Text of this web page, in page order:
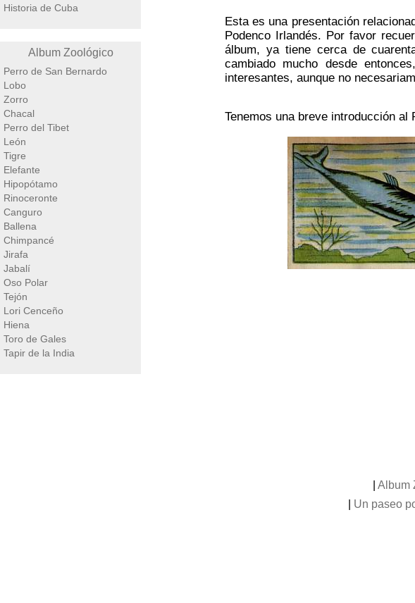
Historia de Cuba
Album Zoológico
Perro de San Bernardo
Lobo
Zorro
Chacal
Perro del Tibet
León
Tigre
Elefante
Hipopótamo
Rinoceronte
Canguro
Ballena
Chimpancé
Jirafa
Jabalí
Oso Polar
Tejón
Lori Cenceño
Hiena
Toro de Gales
Tapir de la India
Esta es una presentación
Podenco Irlandés. Por favor
álbum, ya tiene cerca de
cambiado mucho desde
interesantes, aunque no
Tenemos una breve introducción al
Album
Un paseo